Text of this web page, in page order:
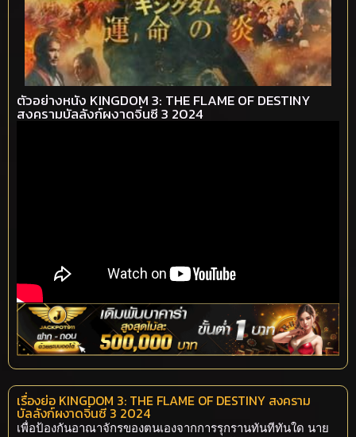
ตัวอย่างหนัง KINGDOM 3: THE FLAME OF DESTINY
สงครามบัลลังก์ผงาดจิ๋นซี 3 2024
เรื่องย่อ KINGDOM 3: THE FLAME OF DESTINY สงคราม
บัลลังก์ผงาดจิ๋นซี 3 2024
เพื่อป้องกันอาณาจักรของตนเองจากการรุกรานทันทีทันใด นาย